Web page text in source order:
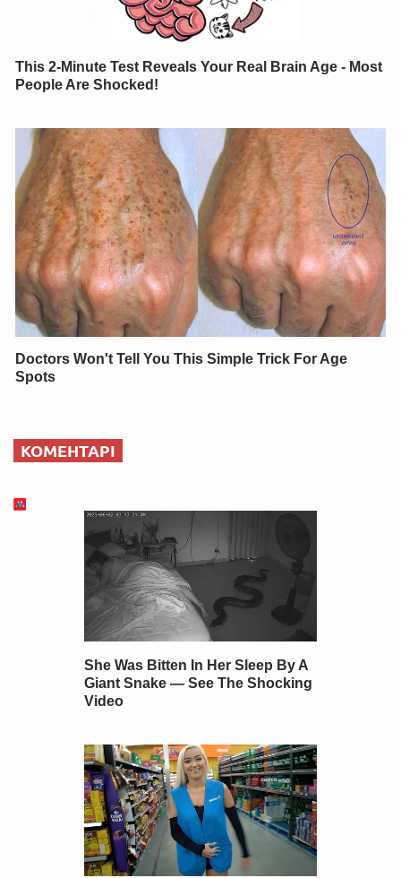
This 2-Minute Test Reveals Your Real Brain Age - Most
People Are Shocked!
Doctors Won't Tell You This Simple Trick For Age
Spots
КОМЕНТАРІ